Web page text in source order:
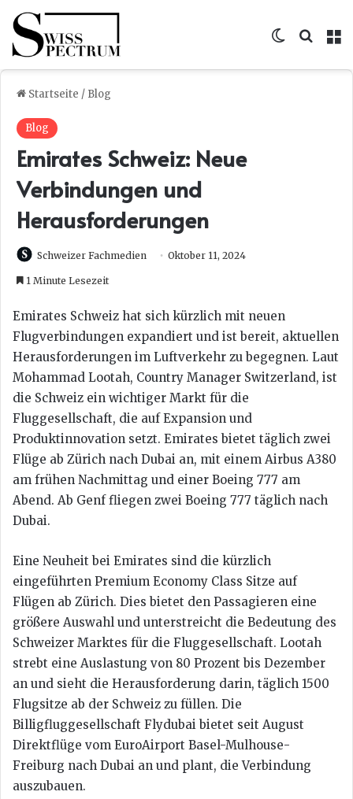
Skin
Startseite / Blog
Blog
Emirates Schweiz: Neue
Verbindungen und
Herausforderungen
Schweizer Fachmedien Oktober 11, 2024
1 Minute Lesezeit
Emirates Schweiz hat sich kürzlich mit neuen
Flugverbindungen expandiert und ist bereit, aktuellen
Herausforderungen im Luftverkehr zu begegnen. Laut
Mohammad Lootah, Country Manager Switzerland, ist
die Schweiz ein wichtiger Markt für die
Fluggesellschaft, die auf Expansion und
Produktinnovation setzt. Emirates bietet täglich zwei
Flüge ab Zürich nach Dubai an, mit einem Airbus A380
am frühen Nachmittag und einer Boeing 777 am
Abend. Ab Genf fliegen zwei Boeing 777 täglich nach
Dubai.
Eine Neuheit bei Emirates sind die kürzlich
eingeführten Premium Economy Class Sitze auf
Flügen ab Zürich. Dies bietet den Passagieren eine
größere Auswahl und unterstreicht die Bedeutung des
Schweizer Marktes für die Fluggesellschaft. Lootah
strebt eine Auslastung von 80 Prozent bis Dezember
an und sieht die Herausforderung darin, täglich 1500
Flugsitze ab der Schweiz zu füllen. Die
Billigfluggesellschaft Flydubai bietet seit August
Direktflüge vom EuroAirport Basel-Mulhouse-
Freiburg nach Dubai an und plant, die Verbindung
auszubauen.